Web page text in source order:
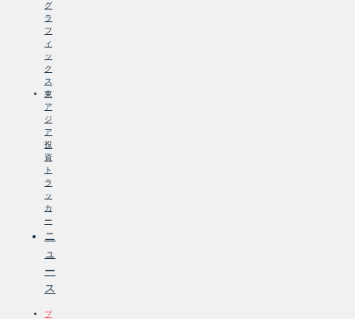
グ
ラ
フ
ィ
ッ
ク
ス
東
ア
ジ
ア
投
資
ト
ラ
ッ
カ
ー
ニ
ュ
ー
ス
プ